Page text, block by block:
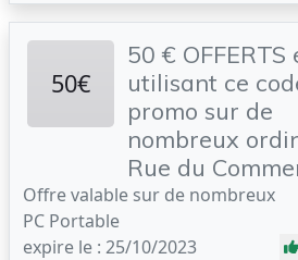
50€
50 € OFFERTS
utilisant ce
promo sur de
nombreux
Rue du
Offre valable sur de nombreux
PC Portable
expire le : 25/10/2023